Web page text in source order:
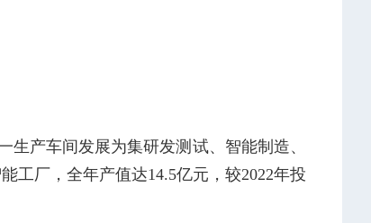
产车间发展为集研发测试、智能制造、
工厂，全年产值达14.5亿元，较2022年投